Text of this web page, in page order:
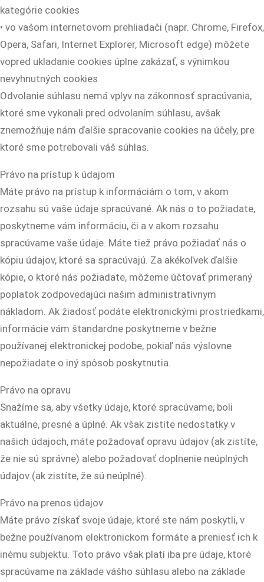
kategórie cookies
• vo vašom internetovom prehliadači (napr. Chrome, Firefox,
Opera, Safari, Internet Explorer, Microsoft edge) môžete
vopred ukladanie cookies úplne zakázať, s výnimkou
nevyhnutných cookies
Odvolanie súhlasu nemá vplyv na zákonnosť spracúvania,
ktoré sme vykonali pred odvolaním súhlasu, avšak
znemožňuje nám ďalšie spracovanie cookies na účely, pre
ktoré sme potrebovali váš súhlas.
Právo na prístup k údajom
Máte právo na prístup k informáciám o tom, v akom
rozsahu sú vaše údaje spracúvané. Ak nás o to požiadate,
poskytneme vám informáciu, či a v akom rozsahu
spracúvame vaše údaje. Máte tiež právo požiadať nás o
kópiu údajov, ktoré sa spracúvajú. Za akékoľvek ďalšie
kópie, o ktoré nás požiadate, môžeme účtovať primeraný
poplatok zodpovedajúci našim administratívnym
nákladom. Ak žiadosť podáte elektronickými prostriedkami,
informácie vám štandardne poskytneme v bežne
používanej elektronickej podobe, pokiaľ nás výslovne
nepožiadate o iný spôsob poskytnutia.
Právo na opravu
Snažíme sa, aby všetky údaje, ktoré spracúvame, boli
aktuálne, presné a úplné. Ak však zistíte nedostatky v
našich údajoch, máte požadovať opravu údajov (ak zistíte,
že nie sú správne) alebo požadovať doplnenie neúplných
údajov (ak zistíte, že sú neúplné).
Právo na prenos údajov
Máte právo získať svoje údaje, ktoré ste nám poskytli, v
bežne používanom elektronickom formáte a preniesť ich k
inému subjektu. Toto právo však platí iba pre údaje, ktoré
spracúvame na základe vášho súhlasu alebo na základe